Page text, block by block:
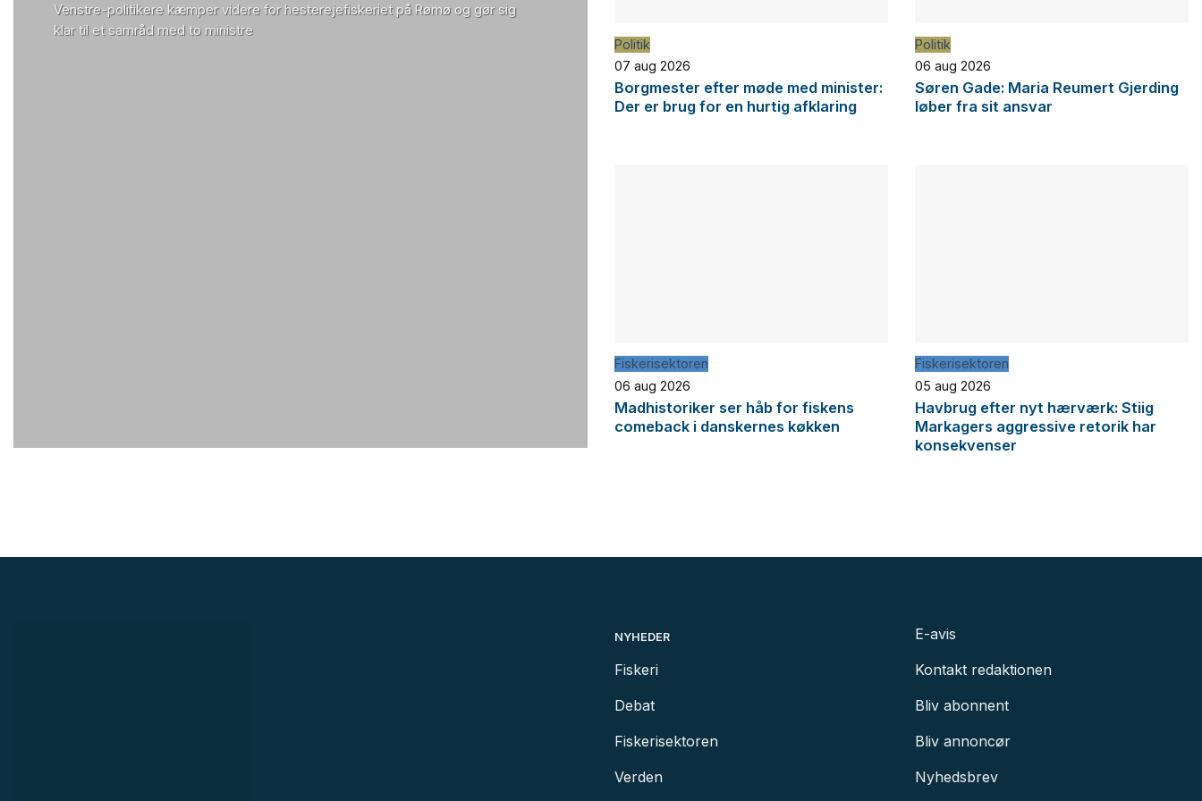
Venstre-politikere kæmper videre for hesterejefiskeriet på Rømø og gør sig
klar til et samråd med to ministre
Politik
07 aug 2026
Borgmester efter møde med minister:
Der er brug for en hurtig afklaring
Politik
06 aug 2026
Søren Gade: Maria Reumert Gjerding
løber fra sit ansvar
Fiskerisektoren
06 aug 2026
Madhistoriker ser håb for fiskens
comeback i danskernes køkken
Fiskerisektoren
05 aug 2026
Havbrug efter nyt hærværk: Stiig
Markagers aggressive retorik har
konsekvenser
NYHEDER
Fiskeri
Debat
Fiskerisektoren
Verden
E-avis
Kontakt redaktionen
Bliv abonnent
Bliv annoncør
Nyhedsbrev